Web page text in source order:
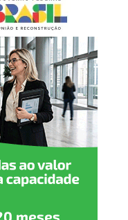
esse período, os
vendidos ou